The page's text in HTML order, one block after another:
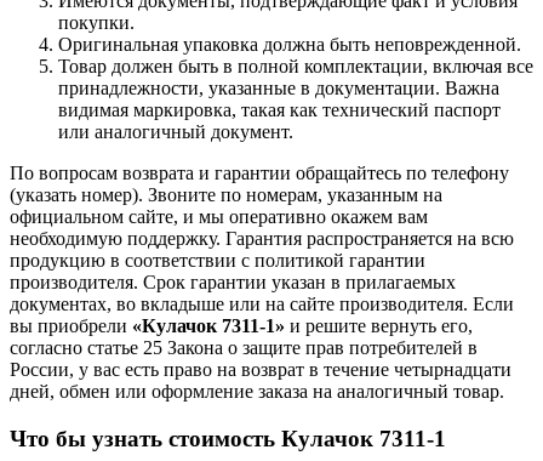
покупки.
Оригинальная упаковка должна быть неповрежденной.
Товар должен быть в полной комплектации, включая все
принадлежности, указанные в документации. Важна
видимая маркировка, такая как технический паспорт
или аналогичный документ.
По вопросам возврата и гарантии обращайтесь по телефону
(указать номер). Звоните по номерам, указанным на
официальном сайте, и мы оперативно окажем вам
необходимую поддержку. Гарантия распространяется на всю
продукцию в соответствии с политикой гарантии
производителя. Срок гарантии указан в прилагаемых
документах, во вкладыше или на сайте производителя. Если
вы приобрели «Кулачок 7311-1» и решите вернуть его,
согласно статье 25 Закона о защите прав потребителей в
России, у вас есть право на возврат в течение четырнадцати
дней, обмен или оформление заказа на аналогичный товар.
Что бы узнать стоимость Кулачок 7311-1